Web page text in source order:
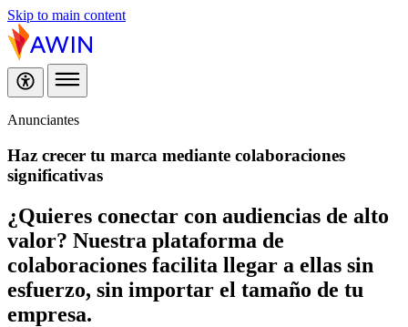
Skip to main content
Anunciantes
Haz crecer tu marca mediante colaboraciones
significativas
¿Quieres conectar con audiencias de alto
valor? Nuestra plataforma de
colaboraciones facilita llegar a ellas sin
esfuerzo, sin importar el tamaño de tu
empresa.